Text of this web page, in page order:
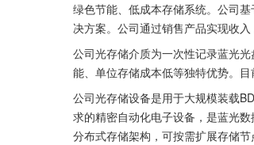
绿色节能、低成本存储系统。公司
决方案。公司通过销售产品实现收入
公司光存储介质为一次性记录蓝光
能、单位存储成本低等独特优势。
公司光存储设备是用于大规模装载
求的精密自动化电子设备，是蓝光
分布式存储架构，可按需扩展存储节